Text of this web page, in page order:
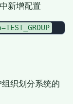
新增配置
织划分系统的